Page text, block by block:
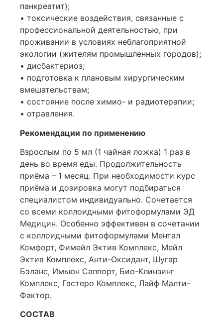
панкреатит);
• токсические воздействия, связанные с
профессиональной деятельностью, при
проживании в условиях неблагоприятной
экологии (жителям промышленных городов);
• дисбактериоз;
• подготовка к плановым хирургическим
вмешательствам;
• состояние после химио- и радиотерапии;
• отравления.
Рекомендации по применению
Взрослым по 5 мл (1 чайная ложка) 1 раз в
день во время еды. Продолжительность
приёма – 1 месяц. При необходимости курс
приёма и дозировка могут подбираться
специалистом индивидуально. Сочетается
со всеми коллоидными фитоформулами ЭД
Медицин. Особенно эффективен в сочетании
с коллоидными фитоформулами Ментал
Комфорт, Фимейл Эктив Комплекс, Мейл
Эктив Комплекс, Анти-Оксидант, Шугар
Бэланс, Имьюн Саппорт, Био-Клинзинг
Комплекс, Гастеро Комплекс, Лайф Малти-
Фактор.
СОСТАВ